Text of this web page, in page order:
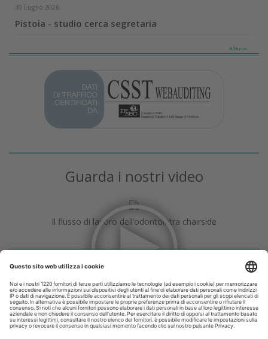
30 Luglio 2026
Pistoia - studio cerca segretaria
Altro...
Guarda i nostri video
Il flusso di lavoro dell’odontoiatra chairside
Odontoiatria33